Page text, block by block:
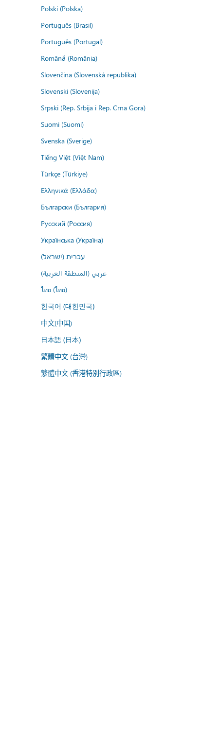
Polski (Polska)
Português (Brasil)
Português (Portugal)
Română (România)
Slovenčina (Slovenská republika)
Slovenski (Slovenija)
Srpski (Rep. Srbija i Rep. Crna Gora)
Suomi (Suomi)
Svenska (Sverige)
Tiếng Việt (Việt Nam)
Türkçe (Türkiye)
Ελληνικά (Ελλάδα)
Български (България)
Русский (Россия)
Українська (Україна)
עברית (ישראל)
عربي (المنطقة العربية)
ไทย (ไทย)
한국어 (대한민국)
中文(中国)
日本語 (日本)
繁體中文 (台灣)
繁體中文 (香港特別行政區)